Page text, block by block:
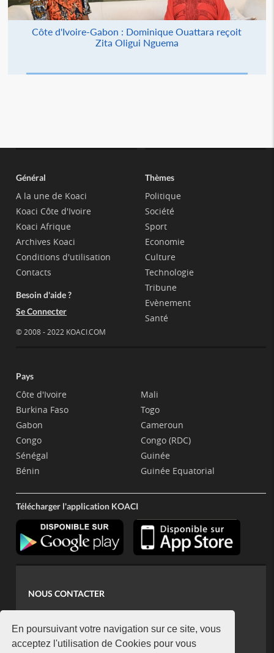
En poursuivant votre navigation sur ce site, vous
acceptez l'utilisation de Cookies pour vous
Côte d'Ivoire-Gabon : Dominique Ouattara reçoit
Zita Oligui Nguema
Général
A la une de Koaci
Koaci Côte d'Ivoire
Koaci Afrique
Archives Koaci
Conditions d'utilisation
Contacts
Besoin d'aide ?
Se Connecter
© 2008 - 2022 KOACI.COM
Thèmes
Politique
Société
Sport
Economie
Culture
Technologie
Tribune
Evènement
Santé
Pays
Côte d'Ivoire
Burkina Faso
Gabon
Congo
Sénégal
Bénin
Mali
Togo
Cameroun
Congo (RDC)
Guinée
Guinée Equatorial
Télécharger l'application KOACI
NOUS CONTACTER
koaci@yahoo.fr
+225 07 08 85 52 93